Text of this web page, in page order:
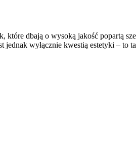
które dbają o wysoką jakość popartą
wyłącznie kwestią estetyki – to